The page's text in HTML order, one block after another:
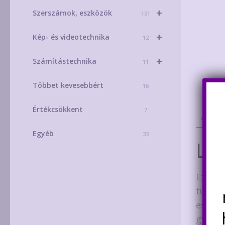
Ez az
gyors
+
Szerszámok, eszközök 151
+
Kép- és videotechnika 12
+
Számítástechnika 11
Többet kevesebbért 16
Értékcsökkent 7
Egyéb 33